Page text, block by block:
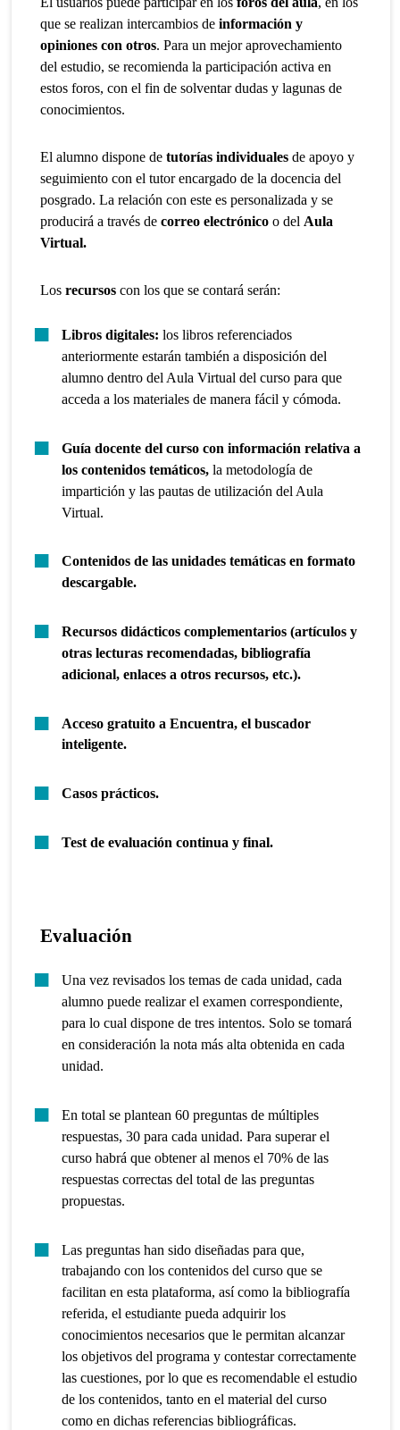
que se realizan intercambios deinformación y
opiniones con otros. Para un mejor aprovechamiento
del estudio, se recomienda la participación activa en
estos foros, con el fin de solventar dudas y lagunas de
conocimientos.
El alumno dispone detutorías individuales de apoyo y
seguimiento con el tutor encargado de la docencia del
posgrado. La relación con este es personalizada y se
producirá a través decorreo electrónico o del Aula
Virtual.
Losrecursos con los que se contará serán:
Libros digitales:los libros referenciados
anteriormente estarán también a disposición del
alumno dentro del Aula Virtual del curso para que
acceda a los materiales de manera fácil y cómoda.
Guía docente del curso con información relativa a
los contenidos temáticos, la metodología de
impartición y las pautas de utilización del Aula
Virtual.
Contenidos de las unidades temáticas en formato
descargable.
Recursos didácticos complementarios (artículos y
otras lecturas recomendadas, bibliografía
adicional, enlaces a otros recursos, etc.).
Acceso gratuito a Encuentra, el buscador
inteligente.
Casos prácticos.
Test de evaluación continua y final.
Evaluación
Una vez revisados los temas de cada unidad, cada
alumno puede realizar el examen correspondiente,
para lo cual dispone de tres intentos. Solo se tomará
en consideración la nota más alta obtenida en cada
unidad.
En total se plantean 60 preguntas de múltiples
respuestas, 30 para cada unidad. Para superar el
curso habrá que obtener al menos el 70% de las
respuestas correctas del total de las preguntas
propuestas.
Las preguntas han sido diseñadas para que,
trabajando con los contenidos del curso que se
facilitan en esta plataforma, así como la bibliografía
referida, el estudiante pueda adquirir los
conocimientos necesarios que le permitan alcanzar
los objetivos del programa y contestar correctamente
las cuestiones, por lo que es recomendable el estudio
de los contenidos, tanto en el material del curso
como en dichas referencias bibliográficas.